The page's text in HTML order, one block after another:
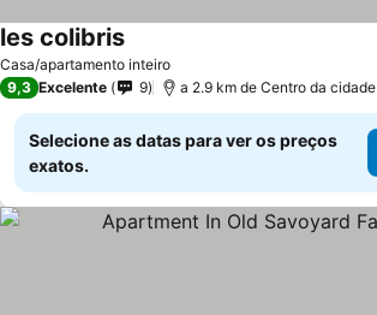
Casa/apartamento inteiro
les colibrisVer preços
9,3 Excelente 9 a 2.9 km de Centro da cidade
Selecione as datas para ver os preços
exatos.